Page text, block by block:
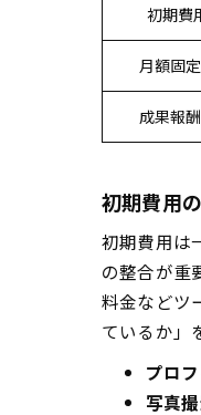
初期費
月額固
成果報
初期費用
初期費用は
の整合が重
料金などツ
ているか」
プロ
写真